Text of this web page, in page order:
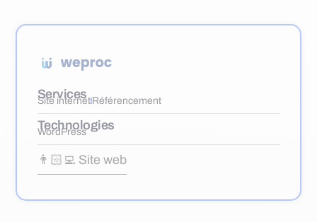
Services
Site internetRéférencement
Technologies
WordPress
👨🏻‍💻 Site web